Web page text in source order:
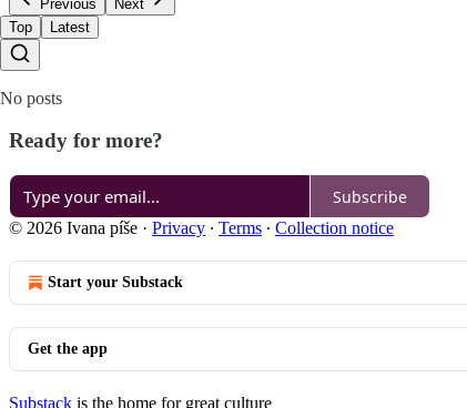
Previous
Next
Top
Latest
No posts
Ready for more?
Subscribe
© 2026 Ivana píše · Privacy ∙ Terms ∙ Collection notice
Start your Substack
Get the app
Substack is the home for great culture